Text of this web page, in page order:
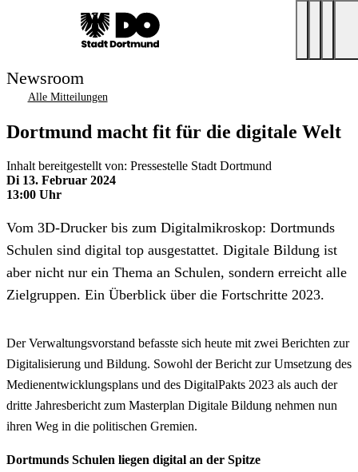
Newsroom
Alle Mitteilungen
Dortmund macht fit für die digitale Welt
Inhalt bereitgestellt von: Pressestelle Stadt Dortmund
Di 13. Februar 2024
13:00 Uhr
Vom 3D-Drucker bis zum Digitalmikroskop: Dortmunds
Schulen sind digital top ausgestattet. Digitale Bildung ist
aber nicht nur ein Thema an Schulen, sondern erreicht alle
Zielgruppen. Ein Überblick über die Fortschritte 2023.
Der Verwaltungsvorstand befasste sich heute mit zwei Berichten zur
Digitalisierung und Bildung. Sowohl der Bericht zur Umsetzung des
Medienentwicklungsplans und des DigitalPakts 2023 als auch der
dritte Jahresbericht zum Masterplan Digitale Bildung nehmen nun
ihren Weg in die politischen Gremien.
Dortmunds Schulen liegen digital an der Spitze